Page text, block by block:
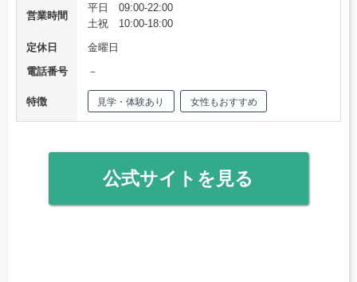
営業時間
平日 09:00-22:00
土祝 10:00-18:00
定休日
金曜日
電話番号
－
特徴 見学・体験あり 女性もおすすめ
公式サイトを見る